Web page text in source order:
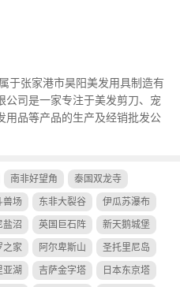
于张家港市昊阳美发用具制造有
公司是一家专注于美发剪刀、宠
用品等产品的生产及经销批发公
南非好望角 泰国双龙寺
兽场 东非大裂谷 伊瓜苏瀑布
盐沼 英国巨石阵 新天鹅城堡
之家 阿尔卑斯山 圣托里尼岛
亚湖 吉萨金字塔 日本东京塔